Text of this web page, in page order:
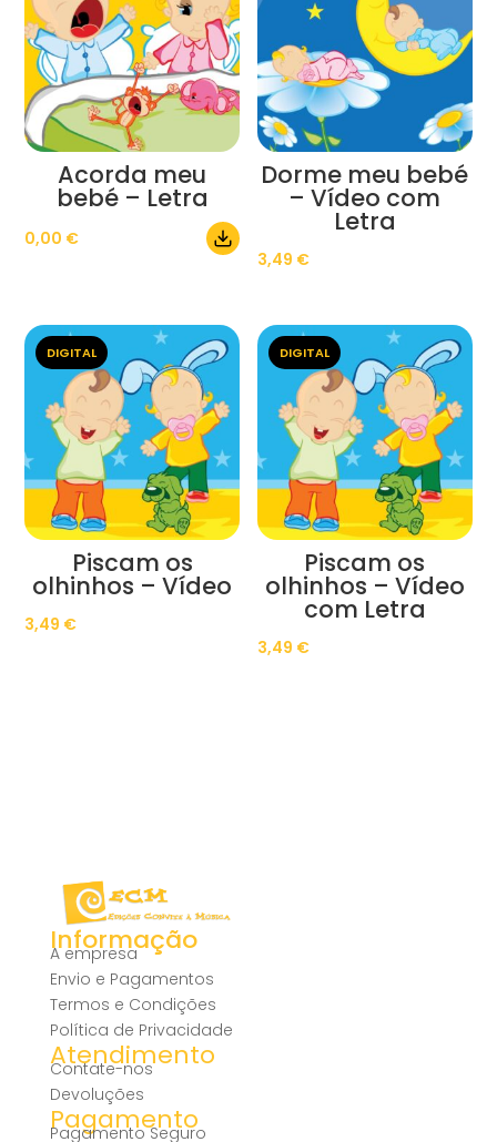
Acorda meu
bebé – Letra
0,00 €
Dorme meu bebé
– Vídeo com
Letra
3,49 €
DIGITAL
Piscam os
olhinhos – Vídeo
3,49 €
DIGITAL
Piscam os
olhinhos – Vídeo
com Letra
3,49 €
Informação
A empresa
Envio e Pagamentos
Termos e Condições
Política de Privacidade
Atendimento
Contate-nos
Devoluções
Pagamento
Pagamento Seguro